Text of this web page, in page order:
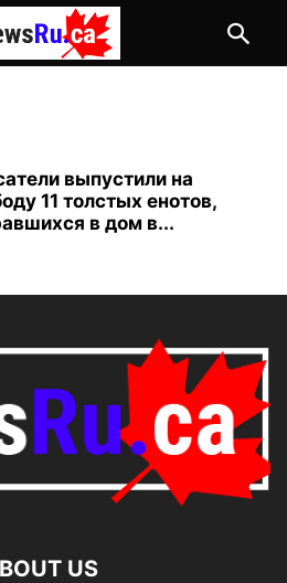
выпустили на
11 толстых енотов,
в дом в...
US